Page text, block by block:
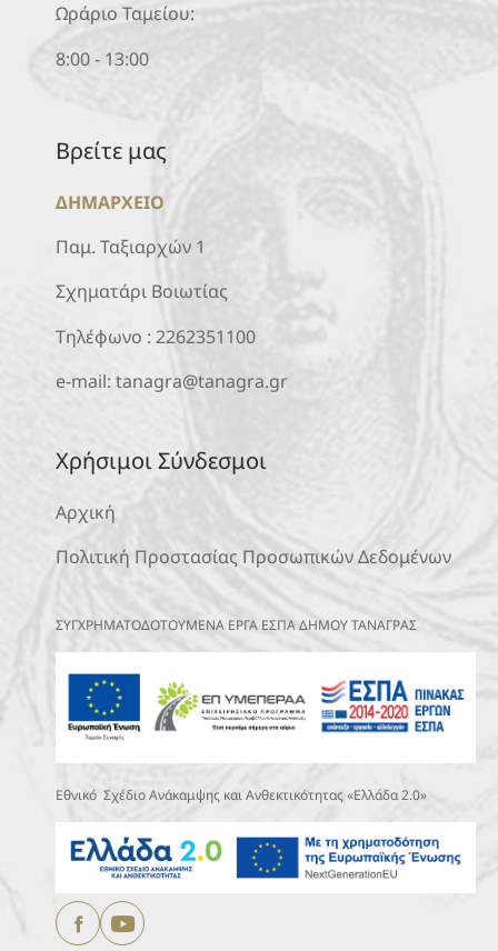
Ωράριο Ταμείου:
8:00 - 13:00
Βρείτε μας
ΔΗΜΑΡΧΕΙΟ
Παμ. Ταξιαρχών 1
Σχηματάρι Βοιωτίας
Τηλέφωνο : 2262351100
e-mail: tanagra@tanagra.gr
Χρήσιμοι Σύνδεσμοι
Αρχική
Πολιτική Προστασίας Προσωπικών Δεδομένων
ΣΥΓΧΡΗΜΑΤΟΔΟΤΟΥΜΕΝΑ ΕΡΓΑ ΕΣΠΑ ΔΗΜΟΥ ΤΑΝΑΓΡΑΣ
Εθνικό Σχέδιο Ανάκαμψης και Ανθεκτικότητας «Ελλάδα 2.0»